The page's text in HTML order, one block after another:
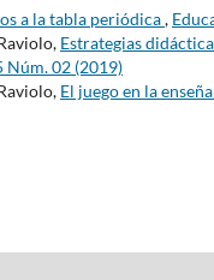
a la tabla periódica,
Estrategias
Núm. 02 (2019)
El juego en la